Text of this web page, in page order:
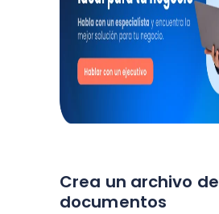
Crea un archivo de
documentos